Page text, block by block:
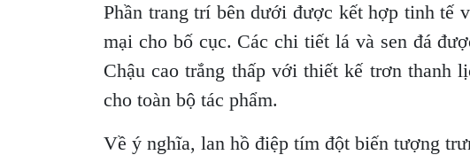
Phần trang trí bên dưới được kết hợp tinh tế
mại cho bố cục. Các chi tiết lá và sen đá
Chậu cao trắng thấp với thiết kế trơn thanh
cho toàn bộ tác phẩm.
Về ý nghĩa, lan hồ điệp tím đột biến tượng